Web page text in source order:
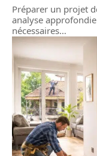
Préparer un projet
analyse
nécessaires…